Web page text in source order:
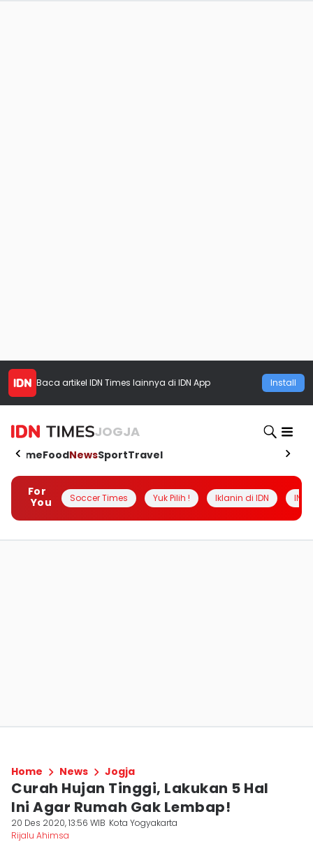
Baca artikel IDN Times lainnya di IDN App Install
JOGJA
HomeFoodNewsSportTravel
For
You
Soccer Times Yuk Pilih ! Iklanin di IDN
Home News Jogja
Curah Hujan Tinggi, Lakukan 5 Hal
Ini Agar Rumah Gak Lembap!
20 Des 2020, 13:56 WIB Kota Yogyakarta
Rijalu Ahimsa